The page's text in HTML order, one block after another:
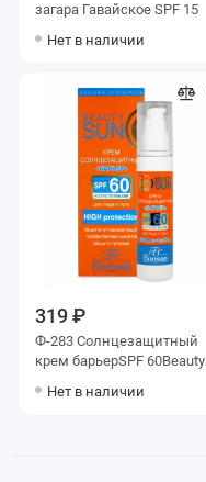
загара Гавайское SPF 15
Нет в наличии
319 ₽
Ф-283 Солнцезащитный
крем барьерSPF 60Beauty
Нет в наличии